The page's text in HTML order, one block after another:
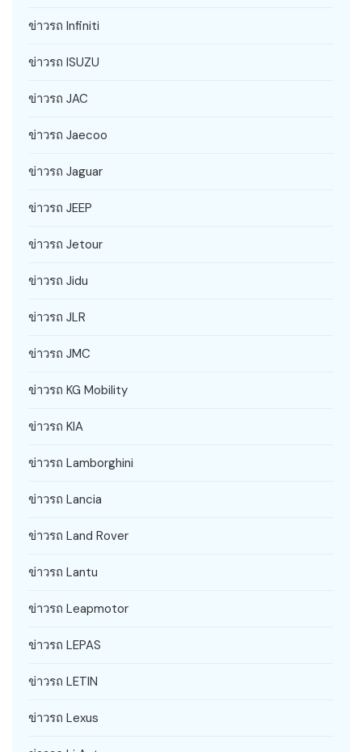
ข่าวรถ Infiniti
ข่าวรถ ISUZU
ข่าวรถ JAC
ข่าวรถ Jaecoo
ข่าวรถ Jaguar
ข่าวรถ JEEP
ข่าวรถ Jetour
ข่าวรถ Jidu
ข่าวรถ JLR
ข่าวรถ JMC
ข่าวรถ KG Mobility
ข่าวรถ KIA
ข่าวรถ Lamborghini
ข่าวรถ Lancia
ข่าวรถ Land Rover
ข่าวรถ Lantu
ข่าวรถ Leapmotor
ข่าวรถ LEPAS
ข่าวรถ LETIN
ข่าวรถ Lexus